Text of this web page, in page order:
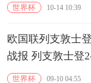
世界杯 10-14 10:39
欧国联列支敦士
战报 列支敦士登
世界杯 09-10 04:55